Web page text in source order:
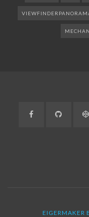
Facebook GitHub
EIGERMAKER